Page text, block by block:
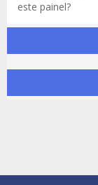
este painel?